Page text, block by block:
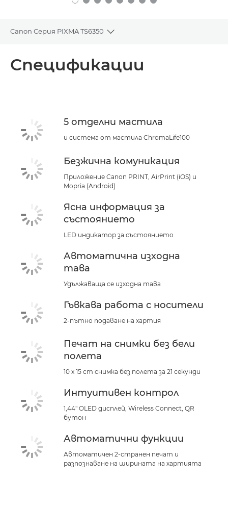
Canon Серия PIXMA TS6350
Toggle breadcrumbs
КУПЕТЕ МАСТИЛО
Спецификации
5 отделни мастила
и система от мастила ChromaLife100
Безжична комуникация
Приложение Canon PRINT, AirPrint (iOS) и
Mopria (Android)
Ясна информация за
състоянието
LED индикатор за състоянието
Автоматична изходна
тава
Удължаваща се изходна тава
Гъвкава работа с носители
2-пътно подаване на хартия
Печат на снимки без бели
полета
10 x 15 cm снимка без полета за 21 секунди
Интуитивен контрол
1,44" OLED дисплей, Wireless Connect, QR
бутон
Автоматични функции
Автоматичен 2-странeн печат и
разпознаване на ширината на хартията